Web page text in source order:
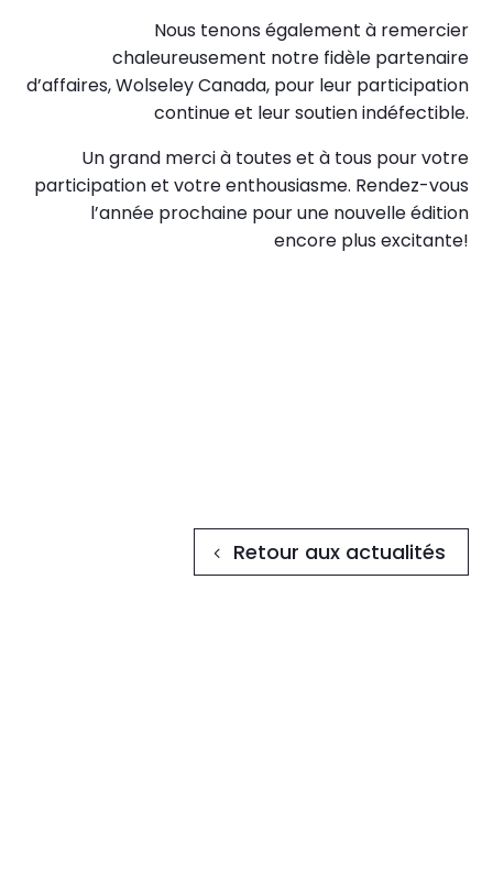
Nous tenons également à remercier
chaleureusement notre fidèle partenaire
d’affaires, Wolseley Canada, pour leur participation
continue et leur soutien indéfectible.
Un grand merci à toutes et à tous pour votre
participation et votre enthousiasme. Rendez-vous
l’année prochaine pour une nouvelle édition
encore plus excitante!
Retour aux actualités